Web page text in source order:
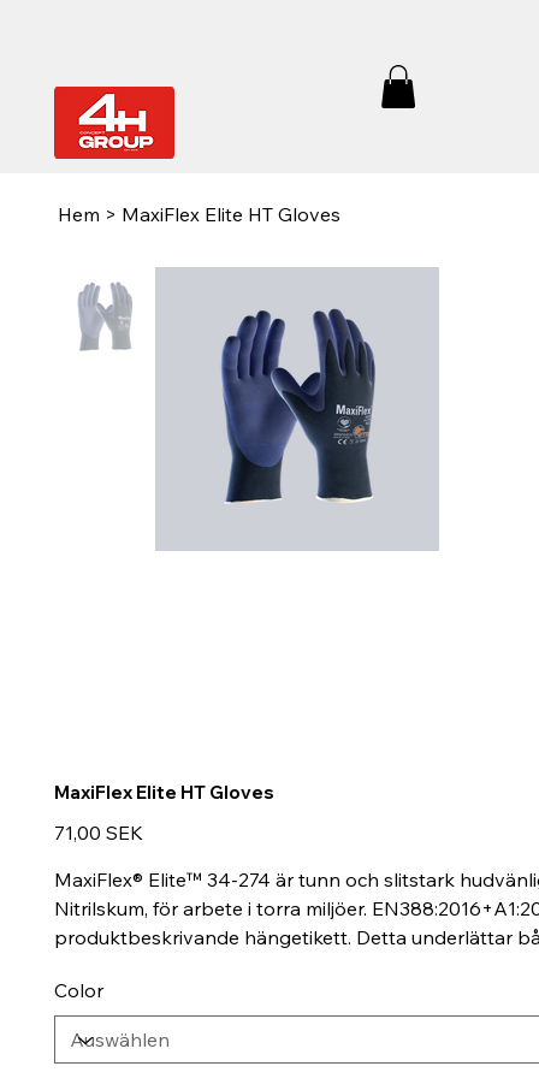
Hem > MaxiFlex Elite HT Gloves
MaxiFlex Elite HT Gloves
Preis
71,00 SEK
MaxiFlex® Elite™ 34-274 är tunn och slitstark
Nitrilskum, för arbete i torra miljöer.
produktbeskrivande hängetikett. Detta underlättar
Color